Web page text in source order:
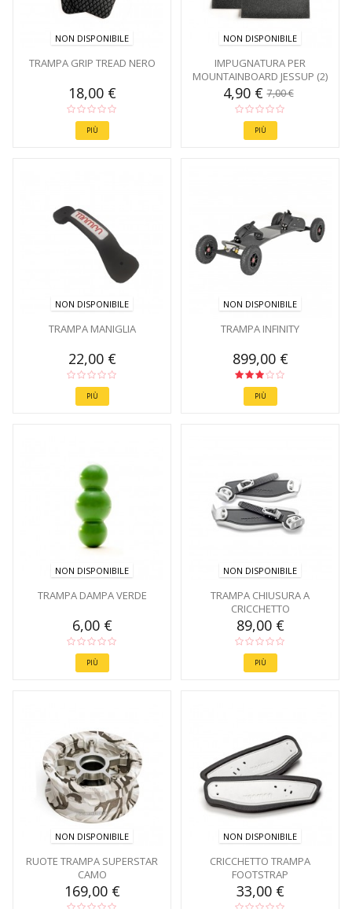
NON DISPONIBILE
TRAMPA GRIP TREAD NERO
18,00 €
PIÙ
NON DISPONIBILE
IMPUGNATURA PER
MOUNTAINBOARD JESSUP (2)
4,90 €7,00 €
PIÙ
NON DISPONIBILE
TRAMPA MANIGLIA
22,00 €
PIÙ
NON DISPONIBILE
TRAMPA INFINITY
899,00 €
PIÙ
NON DISPONIBILE
TRAMPA DAMPA VERDE
6,00 €
PIÙ
NON DISPONIBILE
TRAMPA CHIUSURA A
CRICCHETTO
89,00 €
PIÙ
NON DISPONIBILE
RUOTE TRAMPA SUPERSTAR
CAMO
169,00 €
NON DISPONIBILE
CRICCHETTO TRAMPA
FOOTSTRAP
33,00 €